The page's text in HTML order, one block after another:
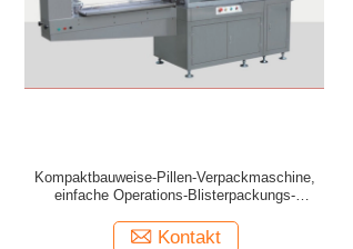
Kompaktbauweise-Pillen-Verpackmaschine,
einfache Operations-Blisterpackungs-
Kontakt